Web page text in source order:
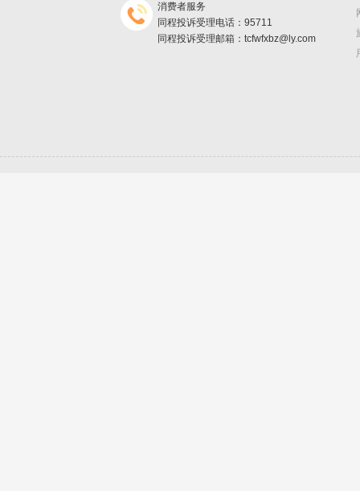
消费者服务
同程投诉受理电话：95711
同程投诉受理邮箱：tcfwfxbz@ly.com